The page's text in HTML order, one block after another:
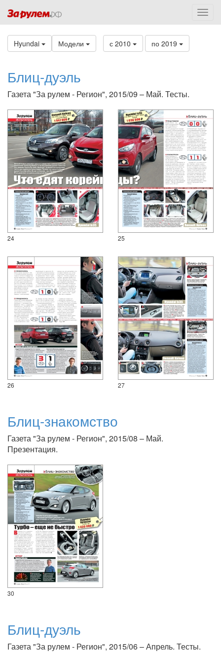
Hyundai Модели с 2010 по 2019
Блиц-дуэль
Газета "За рулем - Регион", 2015/09 – Май. Тесты.
24 25
26 27
Блиц-знакомство
Газета "За рулем - Регион", 2015/08 – Май.
Презентация.
30
Блиц-дуэль
Газета "За рулем - Регион", 2015/06 – Апрель. Тесты.